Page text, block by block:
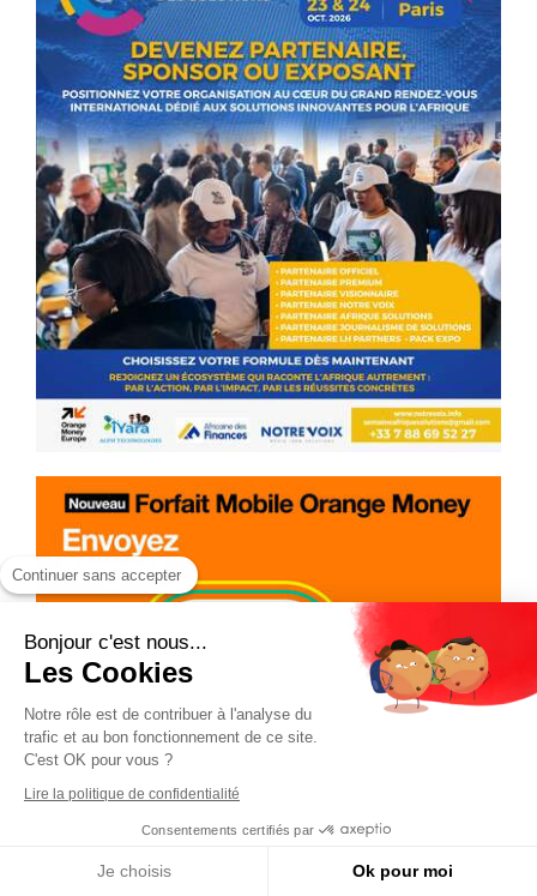
Continuer sans accepter
Bonjour c'est nous...
Les Cookies
Notre rôle est de contribuer à l'analyse du
trafic et au bon fonctionnement de ce site.
C'est OK pour vous ?
Lire la politique de confidentialité
Consentements certifiés par
Je choisis Ok pour moi